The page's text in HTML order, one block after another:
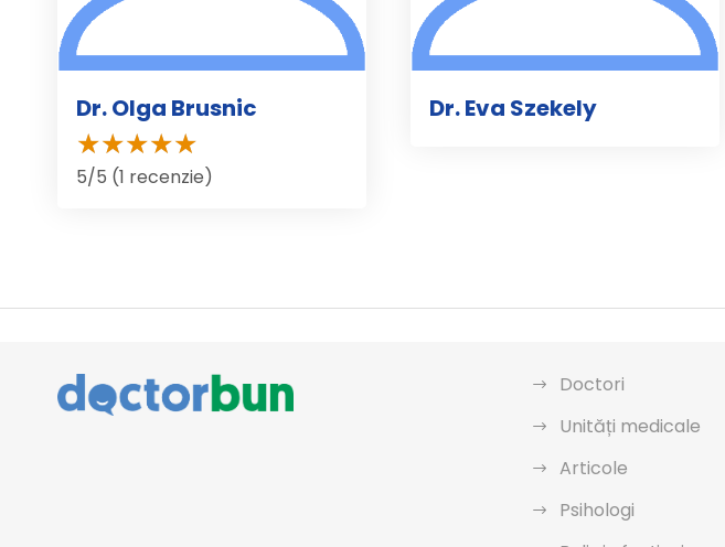
Dr. Olga Brusnic
5/5 (1 recenzie)
Dr. Eva Szekely
Doctori
Unități medicale
Articole
Psihologi